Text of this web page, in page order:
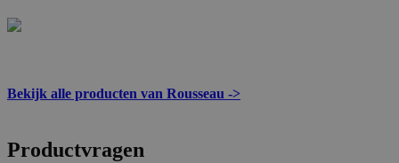
Bekijk alle producten van Rousseau ->
Productvragen